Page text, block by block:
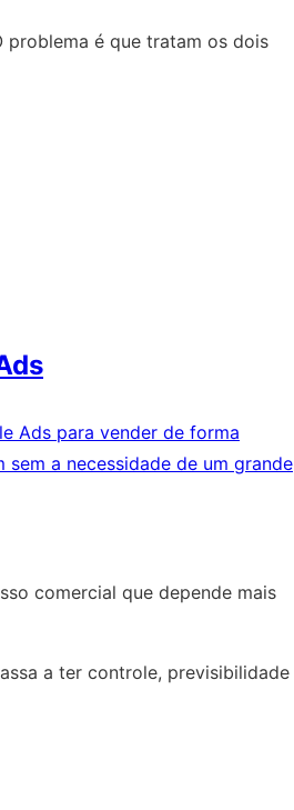
problema é que tratam os dois
Ads para vender de forma
a necessidade de um grande
comercial que depende mais
a ter controle, previsibilidade